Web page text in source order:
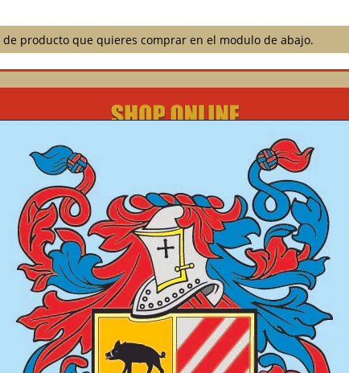
producto que quieres comprar en el modulo de abajo.